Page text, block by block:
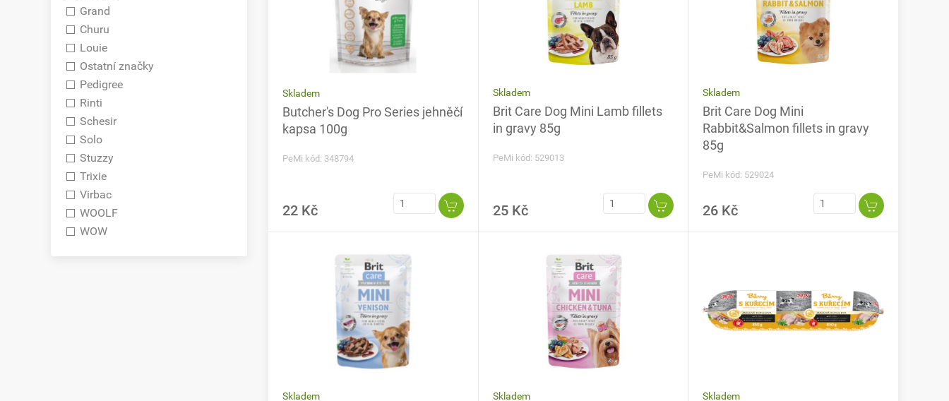
Grand
Churu
Louie
Ostatní značky
Pedigree
Rinti
Schesir
Solo
Stuzzy
Trixie
Virbac
WOOLF
WOW
Skladem
Butcher's Dog Pro Series jehněčí
kapsa 100g
PeMi kód: 348794
22 Kč
Skladem
Brit Care Dog Mini Lamb fillets
in gravy 85g
PeMi kód: 529013
25 Kč
Skladem
Brit Care Dog Mini
Rabbit&Salmon fillets in gravy
85g
PeMi kód: 529024
26 Kč
Skladem Skladem Skladem